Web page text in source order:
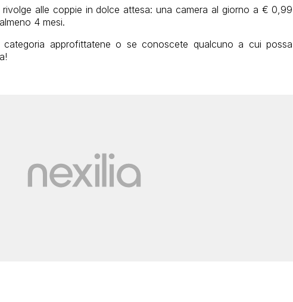
rivolge alle coppie in dolce attesa: una camera al giorno a € 0,99
4 mesi.
categoria approfittatene o se conoscete qualcuno a cui possa